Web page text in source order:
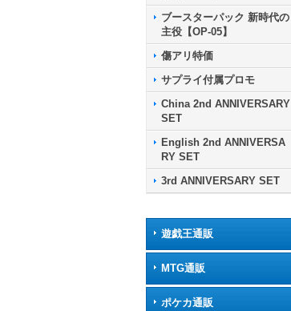
ブースターパック 新時代の
主役【OP-05】
傷アリ特価
サプライ付属プロモ
China 2nd ANNIVERSARY
SET
English 2nd ANNIVERSA
RY SET
3rd ANNIVERSARY SET
遊戯王通販
MTG通販
ポケカ通販